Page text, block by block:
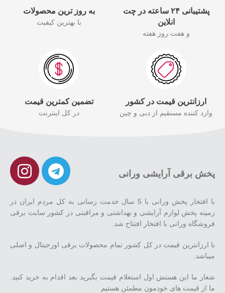
پشتیبانی ۲۴ ساعته در چت
انلاین
و هفت روز هفته
به روز ترین محصولات
با بهترین کیفیت
ارزانترین قیمت در کشور
وارد کننده مستقیم از دبی و چین
تضمین کمترین قیمت
در کل اینترنت
پخش برقی آرایشی ورانی
با افتخار پخش ورانی با 5 سال خدمت رسانی به کل مردم ایران در
زمینه پخش لوازم آرایشی و بهداشتی و مراقبتی در کشور سایت برقی
فروشگاه ورانی با افتخار افتتاح شد.
با ارزانترین قیمت در کل کشور تمام محصولات برقی اورجینال و اصلی
میباشد.
شعار ما این هستش اول استعلام قیمت بگیرید بعد اقدام به خرید کنید.
ما از قیمت های خودمون مطمئن هستیم